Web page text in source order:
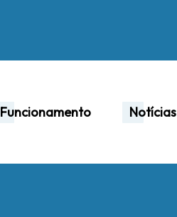
Funcionamento Notícias